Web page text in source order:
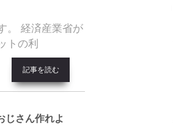
。 経済産業省が
トの利
記事を読む
じさん作れよ